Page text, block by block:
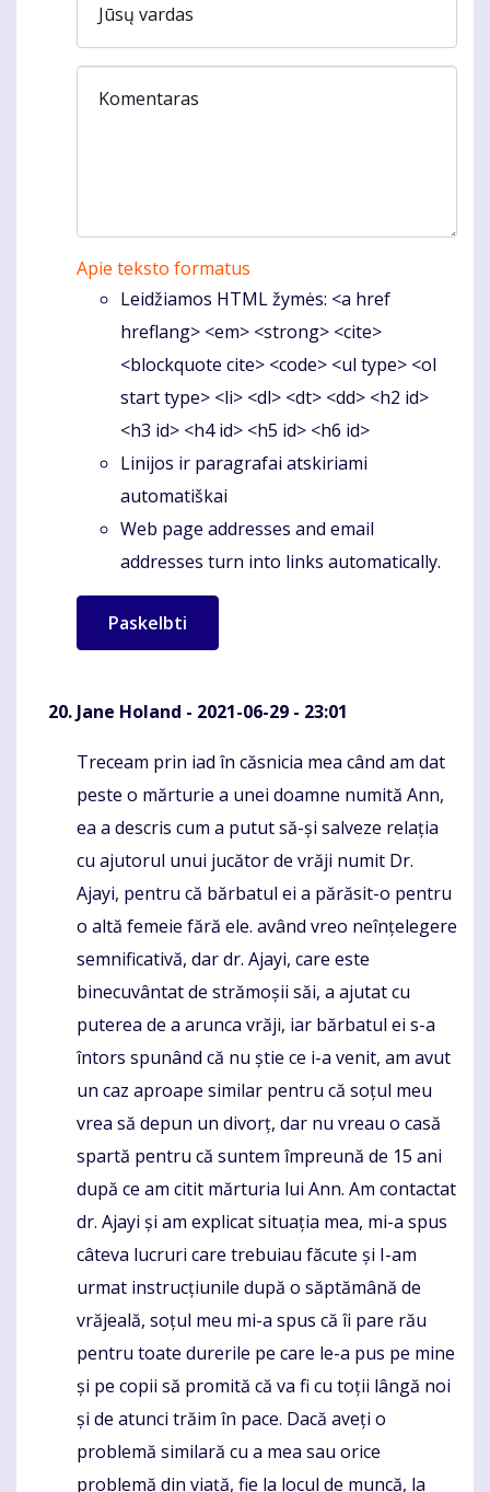
Jūsų vardas
Komentaras
Apie teksto formatus
Leidžiamos HTML žymės: <a href
hreflang> <em> <strong> <cite>
<blockquote cite> <code> <ul type> <ol
start type> <li> <dl> <dt> <dd> <h2 id>
<h3 id> <h4 id> <h5 id> <h6 id>
Linijos ir paragrafai atskiriami
automatiškai
Web page addresses and email
addresses turn into links automatically.
Jane Holand - 2021-06-29 - 23:01
Komentaras
Treceam prin iad în căsnicia mea când am dat
peste o mărturie a unei doamne numită Ann,
ea a descris cum a putut să-și salveze relația
cu ajutorul unui jucător de vrăji numit Dr.
Ajayi, pentru că bărbatul ei a părăsit-o pentru
o altă femeie fără ele. având vreo neînțelegere
semnificativă, dar dr. Ajayi, care este
binecuvântat de strămoșii săi, a ajutat cu
puterea de a arunca vrăji, iar bărbatul ei s-a
întors spunând că nu știe ce i-a venit, am avut
un caz aproape similar pentru că soțul meu
vrea să depun un divorț, dar nu vreau o casă
spartă pentru că suntem împreună de 15 ani
după ce am citit mărturia lui Ann. Am contactat
dr. Ajayi și am explicat situația mea, mi-a spus
câteva lucruri care trebuiau făcute și I-am
urmat instrucțiunile după o săptămână de
vrăjeală, soțul meu mi-a spus că îi pare rău
pentru toate durerile pe care le-a pus pe mine
și pe copii să promită că va fi cu toții lângă noi
și de atunci trăim în pace. Dacă aveți o
problemă similară cu a mea sau orice
problemă din viață, fie la locul de muncă, la